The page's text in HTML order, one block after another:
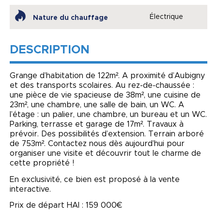
Nature du chauffage Électrique
DESCRIPTION
Grange d’habitation de 122m². A proximité d’Aubigny
et des transports scolaires. Au rez-de-chaussée :
une pièce de vie spacieuse de 38m², une cuisine de
23m², une chambre, une salle de bain, un WC. A
l’étage : un palier, une chambre, un bureau et un WC.
Parking, terrasse et garage de 17m². Travaux à
prévoir. Des possibilités d’extension. Terrain arboré
de 753m². Contactez nous dès aujourd’hui pour
organiser une visite et découvrir tout le charme de
cette propriété !
En exclusivité, ce bien est proposé à la vente
interactive.
Prix de départ HAI : 159 000€